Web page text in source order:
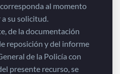
al momento
su solicitud.
de la documentación
reposición y del informe
de la Policía con
presente recurso, se